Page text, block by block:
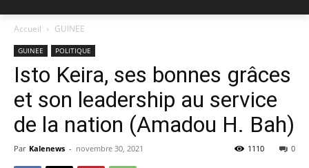
Accueil GUINEE
GUINEE POLITIQUE
Isto Keira, ses bonnes grâces
et son leadership au service
de la nation (Amadou H. Bah)
Par Kalenews - novembre 30, 2021 0
1110